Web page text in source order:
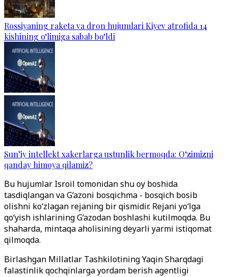
Rossiyaning raketa va dron hujumlari Kiyev atrofida 14
kishining o‘limiga sabab bo‘ldi
Sun’iy intellekt xakerlarga ustunlik bermoqda: O‘zimizni
qanday himoya qilamiz?
Bu hujumlar Isroil tomonidan shu oy boshida
tasdiqlangan va G‘azoni bosqichma - bosqich bosib
olishni ko‘zlagan rejaning bir qismidir. Rejani yo‘lga
qo‘yish ishlarining G‘azodan boshlashi kutilmoqda. Bu
shaharda, mintaqa aholisining deyarli yarmi istiqomat
qilmoqda.
Birlashgan Millatlar Tashkilotining Yaqin Sharqdagi
falastinlik qochqinlarga yordam berish agentligi